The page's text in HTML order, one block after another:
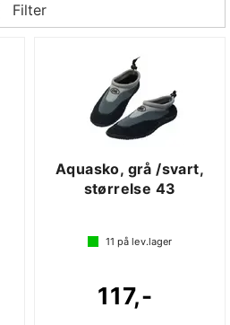
Filter
Aquasko, grå /svart,
størrelse 43
11 på lev.lager
117,-